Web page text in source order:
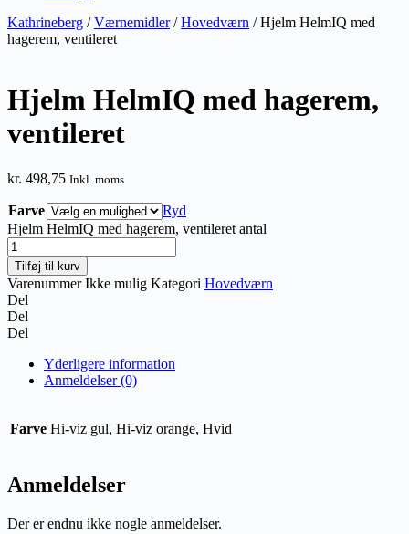
Kathrineberg /Værnemidler/Hovedværn / Hjelm HelmIQ med
hagerem, ventileret
Hjelm HelmIQ med hagerem,
ventileret
kr. 498,75 Inkl. moms
Farve
Ryd
Hjelm HelmIQ med hagerem, ventileret antal
Tilføj til kurv
VarenummerIkke mulig Kategori Hovedværn
Del
Del
Del
Yderligere information
Anmeldelser (0)
Farve Hi-viz gul, Hi-viz orange, Hvid
Anmeldelser
Der er endnu ikke nogle anmeldelser.